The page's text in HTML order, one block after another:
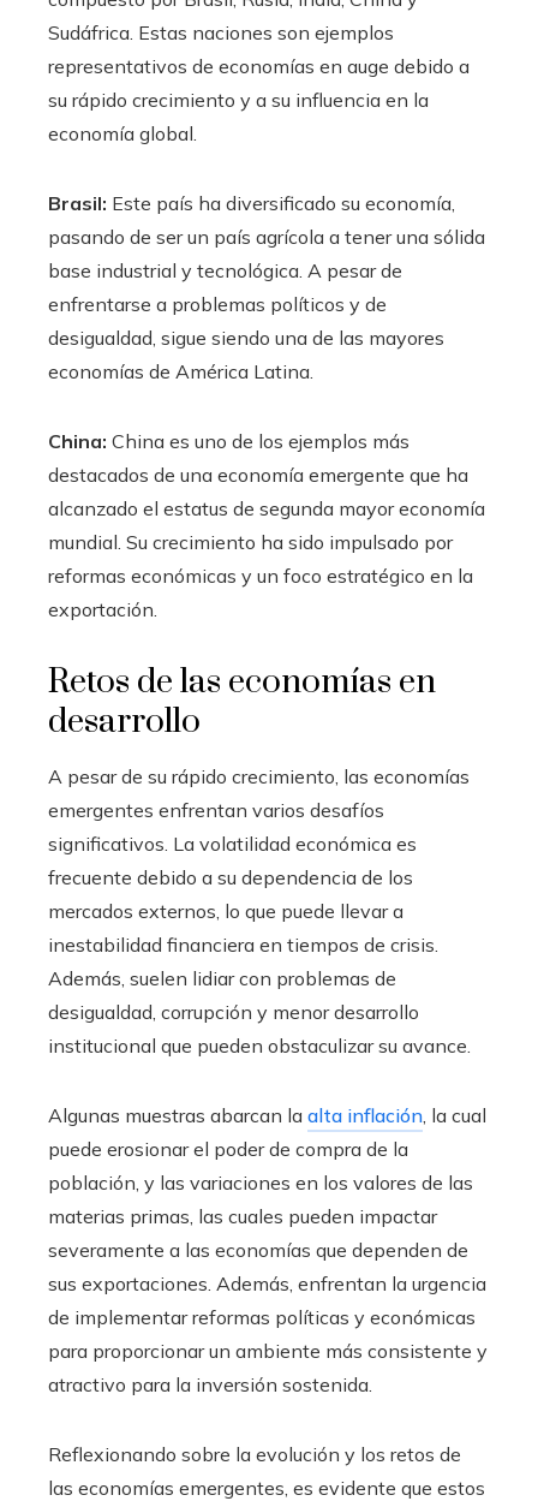
Sudáfrica. Estas naciones son ejemplos
representativos de economías en auge debido a
su rápido crecimiento y a su influencia en la
economía global.
Brasil: Este país ha diversificado su economía,
pasando de ser un país agrícola a tener una sólida
base industrial y tecnológica. A pesar de
enfrentarse a problemas políticos y de
desigualdad, sigue siendo una de las mayores
economías de América Latina.
China: China es uno de los ejemplos más
destacados de una economía emergente que ha
alcanzado el estatus de segunda mayor economía
mundial. Su crecimiento ha sido impulsado por
reformas económicas y un foco estratégico en la
exportación.
Retos de las economías en
desarrollo
A pesar de su rápido crecimiento, las economías
emergentes enfrentan varios desafíos
significativos. La volatilidad económica es
frecuente debido a su dependencia de los
mercados externos, lo que puede llevar a
inestabilidad financiera en tiempos de crisis.
Además, suelen lidiar con problemas de
desigualdad, corrupción y menor desarrollo
institucional que pueden obstaculizar su avance.
Algunas muestras abarcan la alta inflación, la cual
puede erosionar el poder de compra de la
población, y las variaciones en los valores de las
materias primas, las cuales pueden impactar
severamente a las economías que dependen de
sus exportaciones. Además, enfrentan la urgencia
de implementar reformas políticas y económicas
para proporcionar un ambiente más consistente y
atractivo para la inversión sostenida.
Reflexionando sobre la evolución y los retos de
las economías emergentes, es evidente que estos